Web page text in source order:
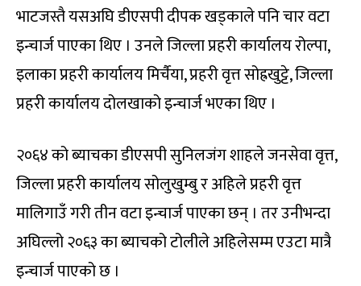
भाटजस्तै यसअघि डीएसपी दीपक खड्काले पनि चार वटा
इन्चार्ज पाएका थिए । उनले जिल्ला प्रहरी कार्यालय रोल्पा,
इलाका प्रहरी कार्यालय मिर्चैया, प्रहरी वृत्त सोह्रखुट्टे, जिल्ला
प्रहरी कार्यालय दोलखाको इन्चार्ज भएका थिए ।
२०६४ को ब्याचका डीएसपी सुनिलजंग शाहले जनसेवा वृत्त,
जिल्ला प्रहरी कार्यालय सोलुखुम्बु र अहिले प्रहरी वृत्त
मालिगाउँ गरी तीन वटा इन्चार्ज पाएका छन् । तर उनीभन्दा
अघिल्लो २०६३ का ब्याचको टोलीले अहिलेसम्म एउटा मात्रै
इन्चार्ज पाएको छ ।